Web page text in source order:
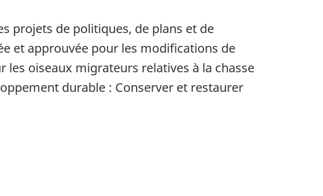
projets de politiques, de plans et de
et approuvée pour les modifications de
les oiseaux migrateurs relatives à la chasse
durable : Conserver et restaurer